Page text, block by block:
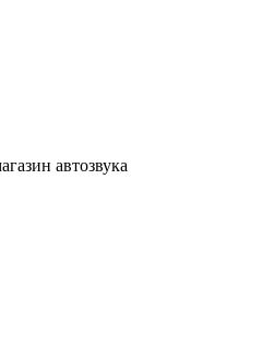
автозвука